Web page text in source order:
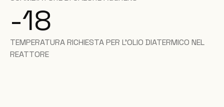
-18
TEMPERATURA RICHIESTA PER L'OLIO DIATERMICO NEL
REATTORE